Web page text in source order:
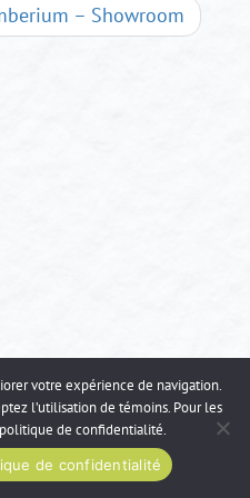
– Showroom
votre expérience de navigation.
l’utilisation de témoins. Pour les
politique de confidentialité.
de confidentialité